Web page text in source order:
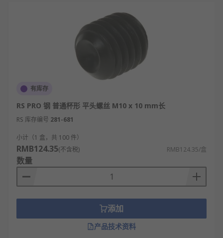
精密仪器设备：适用于仪表、量具、光学设备
的小零件固定，不损伤工件。
家电电动工具：用于电机转子、手柄、旋钮、
钻头夹等部位的紧固防松。
汽车零部件：应用在内饰组件、传动机构、调
节机构的轴向定位锁紧。
家具五金配件：用于把手、导轨、连接件与主
体结构的固定，外观整洁。
自动化设备：适用于机械手、滑块、滚轮、轴
承的间隙消除与定位。
模具工装夹具：用于模具镶件、定位销、顶
针、调节件的紧固与限位。
RS为您提供了不同品牌的紧定螺钉，如RS PRO、
Unistrut、Socomec等多款不同规格、型号的产品
供您挑选，从而满足不同的应用场景需求。
更多紧定螺钉相关的问题，请查看紧定螺钉指南
有库存
RS PRO 钢 普通杯形 平头螺丝 M10 x 10 mm长
RS 库存编号 281-681
小计（1 盒，共 100 件）
RMB124.35(不含税) RMB124.35/盒
数量
添加
产品技术资料